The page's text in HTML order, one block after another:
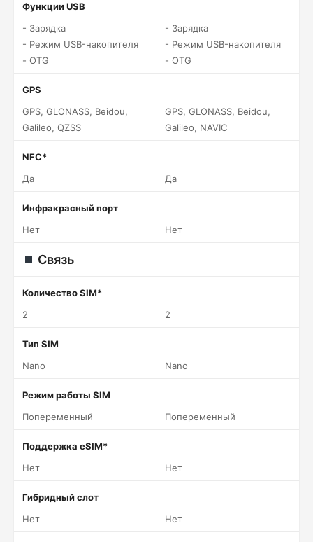
Функции USB
- Зарядка
- Режим USB-накопителя
- OTG
- Зарядка
- Режим USB-накопителя
- OTG
GPS
GPS, GLONASS, Beidou,
Galileo, QZSS
GPS, GLONASS, Beidou,
Galileo, NAVIC
NFC*
Да
Да
Инфракрасный порт
Нет
Нет
Связь
Количество SIM*
2
2
Тип SIM
Nano
Nano
Режим работы SIM
Попеременный
Попеременный
Поддержка eSIM*
Нет
Нет
Гибридный слот
Нет
Нет